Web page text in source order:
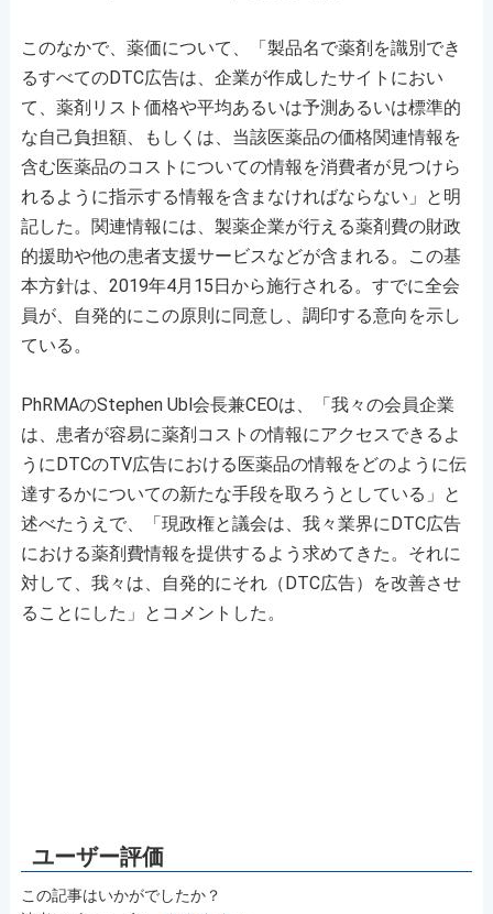
このなかで、薬価について、「製品名で薬剤を識別でき
るすべてのDTC広告は、企業が作成したサイトにおい
て、薬剤リスト価格や平均あるいは予測あるいは標準的
な自己負担額、もしくは、当該医薬品の価格関連情報を
含む医薬品のコストについての情報を消費者が見つけら
れるように指示する情報を含まなければならない」と明
記した。関連情報には、製薬企業が行える薬剤費の財政
的援助や他の患者支援サービスなどが含まれる。この基
本方針は、2019年4月15日から施行される。すでに全会
員が、自発的にこの原則に同意し、調印する意向を示し
ている。
PhRMAのStephen Ubl会長兼CEOは、「我々の会員企業
は、患者が容易に薬剤コストの情報にアクセスできるよ
うにDTCのTV広告における医薬品の情報をどのように伝
達するかについての新たな手段を取ろうとしている」と
述べたうえで、「現政権と議会は、我々業界にDTC広告
における薬剤費情報を提供するよう求めてきた。それに
対して、我々は、自発的にそれ（DTC広告）を改善させ
ることにした」とコメントした。
この記事はいかがでしたか？